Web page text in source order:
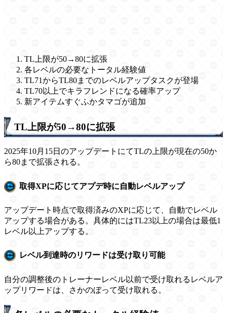
TL上限が50→80に拡張
各レベルの必要なトータル経験値
TL71からTL80までのレベルアップタスクが登場
TL70以上でキラフレンドになる確率アップ
新アイテムすぐふかタマゴが追加
TL上限が50→80に拡張
2025年10月15日のアップデートにてTLの上限が現在の50か
ら80まで拡張される。
取得XPに応じてアプデ時に自動レベルアップ
アップデート時点で取得済みのXPに応じて、自動でレベル
アップする場合がある。具体的にはTL23以上の場合は最低1
レベル以上アップする。
レベル到達時のリワードは受け取り可能
自分の調整後のトレーナーレベル以前で受け取れるレベルア
ップリワードは、さかのぼって受け取れる。